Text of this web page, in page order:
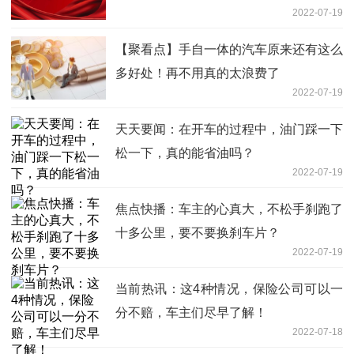
2022-07-19
【聚看点】手自一体的汽车原来还有这么
多好处！再不用真的太浪费了
2022-07-19
天天要闻：在开车的过程中，油门踩一下
松一下，真的能省油吗？
2022-07-19
焦点快播：车主的心真大，不松手刹跑了
十多公里，要不要换刹车片？
2022-07-19
当前热讯：这4种情况，保险公司可以一
分不赔，车主们尽早了解！
2022-07-18